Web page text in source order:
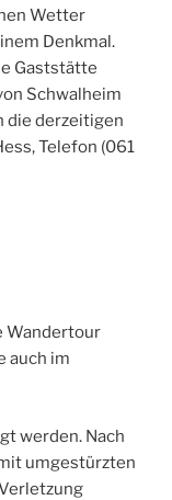
Wetter
Denkmal.
Gaststätte
Schwalheim
die derzeitigen
Telefon (061
Wandertour
auch im
werden. Nach
umgestürzten